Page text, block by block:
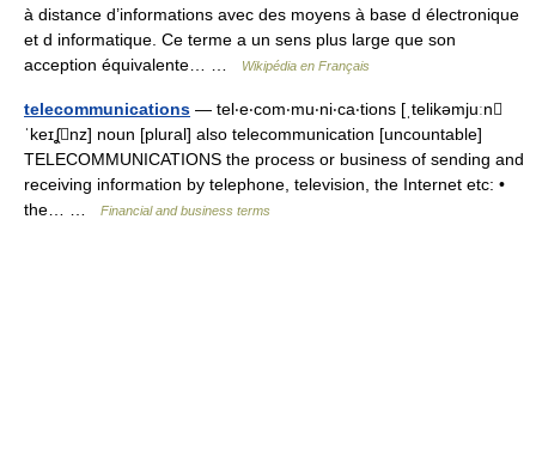
à distance d’informations avec des moyens à base d électronique
et d informatique. Ce terme a un sens plus large que son
acception équivalente… …
Wikipédia en Français
telecommunications — tel‧e‧com‧mu‧ni‧ca‧tions [ˌtelikəmjuːn
ˈkeɪʆnz] noun [plural] also telecommunication [uncountable]
TELECOMMUNICATIONS the process or business of sending and
receiving information by telephone, television, the Internet etc: •
the… …
Financial and business terms